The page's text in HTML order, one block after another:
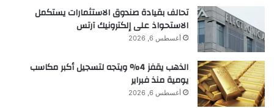
تحالف بقيادة صندوق الاستثمارات يستكمل
الاستحواذ على إلكترونيك آرتس
أغسطس 6, 2026
الذهب يقفز 4% ويتجه لتسجيل أكبر مكاسب
يومية منذ فبراير
أغسطس 6, 2026